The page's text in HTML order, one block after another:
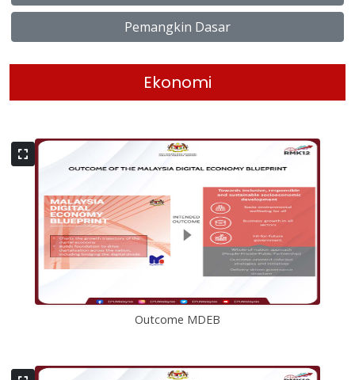
Pemangkin Dasar
Ekonomi
Outcome MDEB